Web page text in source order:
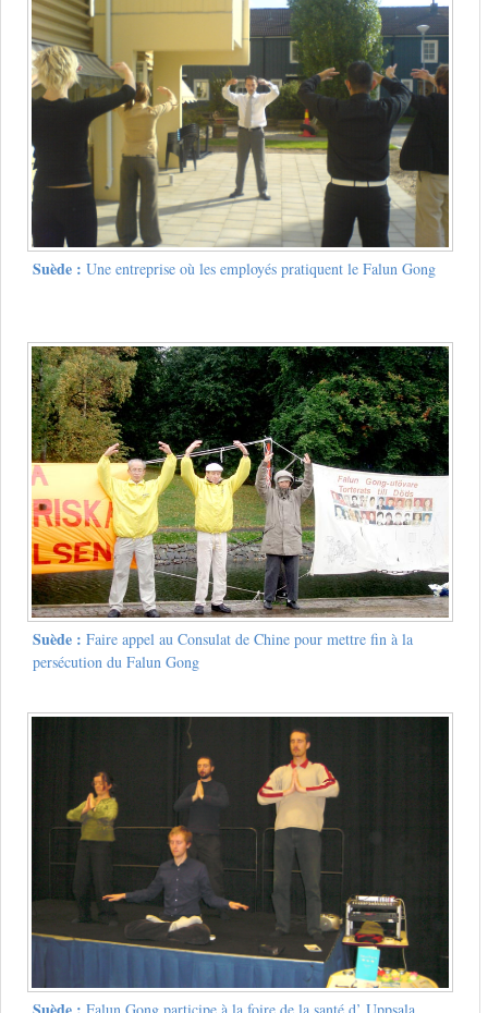
Suède : Une entreprise où les employés pratiquent le Falun Gong
Suède : Faire appel au Consulat de Chine pour mettre fin à la
persécution du Falun Gong